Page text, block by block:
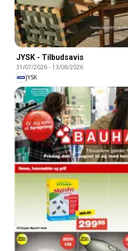
JYSK - Tilbudsavis
31/07/2026- 13/08/2026
JYSK